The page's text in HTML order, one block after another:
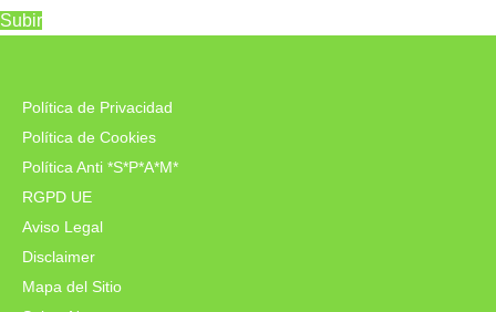
Subir
Política de Privacidad
Política de Cookies
Política Anti *S*P*A*M*
RGPD UE
Aviso Legal
Disclaimer
Mapa del Sitio